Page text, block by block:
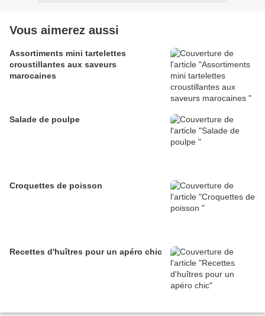
Vous aimerez aussi
Assortiments mini tartelettes
croustillantes aux saveurs
marocaines
Salade de poulpe
Croquettes de poisson
Recettes d'huîtres pour un apéro chic